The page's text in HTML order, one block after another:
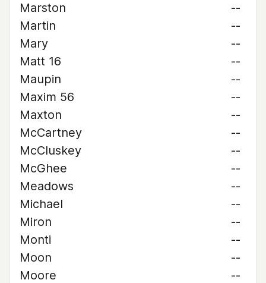
Marston
--
Martin
--
Mary
--
Matt 16
--
Maupin
--
Maxim 56
--
Maxton
--
McCartney
--
McCluskey
--
McGhee
--
Meadows
--
Michael
--
Miron
--
Monti
--
Moon
--
Moore
--